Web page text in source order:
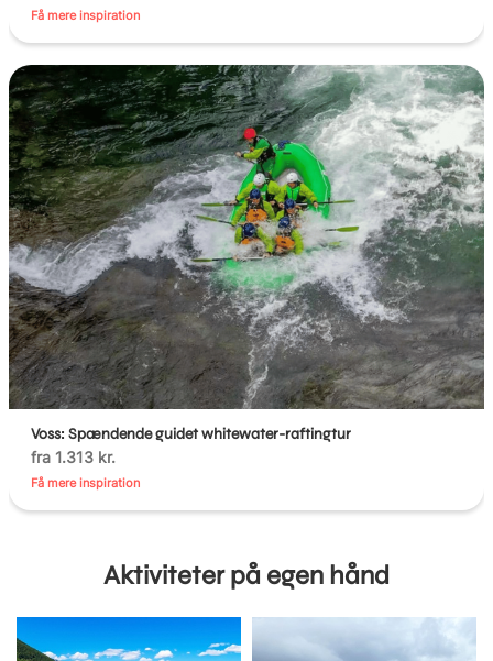
Få mere inspiration
Voss: Spændende guidet whitewater-raftingtur
fra 1.313 kr.
Få mere inspiration
Aktiviteter på egen hånd